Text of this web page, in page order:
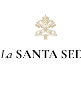
La SANTA